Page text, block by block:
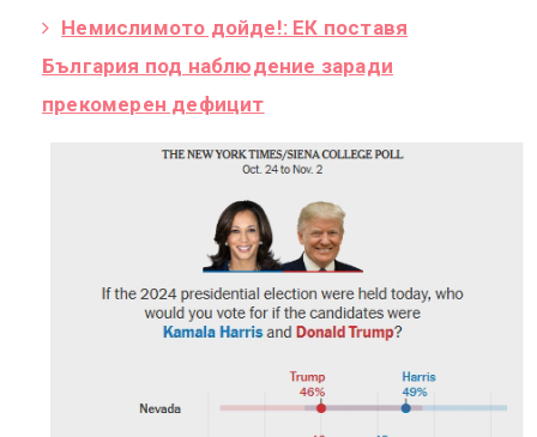
Немислимото дойде!: ЕК поставя
България под наблюдение заради
прекомерен дефицит